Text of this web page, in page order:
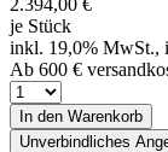
2.394,00 €
je Stück
inkl. 19,0% MwSt.,
Ab 600 €
In den Warenkorb
Unverbindliches